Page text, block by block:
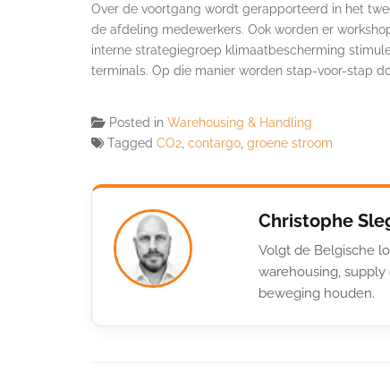
Over de voortgang wordt gerapporteerd in het
de afdeling medewerkers. Ook worden er
interne strategiegroep klimaatbescherming
terminals. Op die manier worden stap-voor-stap
Posted in Warehousing & Handling
Tagged CO2 contargo groene stroom
Christophe
Volgt de Belgische
warehousing,
beweging houden.